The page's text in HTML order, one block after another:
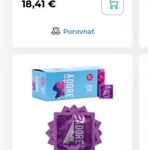
18,41 €
Porovnať